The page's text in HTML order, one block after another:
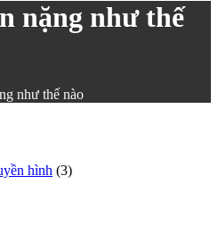
nặng như thế
như thế nào
hình (3)